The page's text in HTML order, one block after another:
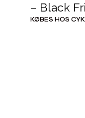
– Black
KØBES HOS